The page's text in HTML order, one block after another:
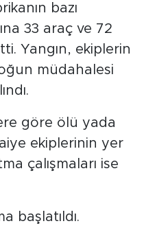
bazı
33 araç ve 72
Yangın, ekiplerin
müdahalesi
göre ölü yada
ekiplerinin yer
çalışmaları ise
başlatıldı.